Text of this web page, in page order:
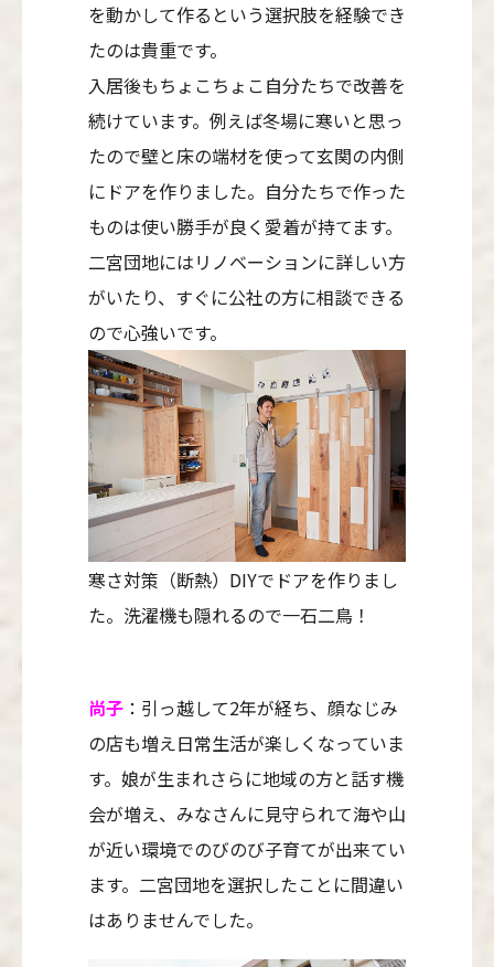
を動かして作るという選択肢を経験でき
たのは貴重です。
入居後もちょこちょこ自分たちで改善を
続けています。例えば冬場に寒いと思っ
たので壁と床の端材を使って玄関の内側
にドアを作りました。自分たちで作った
ものは使い勝手が良く愛着が持てます。
二宮団地にはリノベーションに詳しい方
がいたり、すぐに公社の方に相談できる
ので心強いです。
寒さ対策（断熱）DIYでドアを作りまし
た。洗濯機も隠れるので一石二鳥！
尚子 ：引っ越して2年が経ち、顔なじみ
の店も増え日常生活が楽しくなっていま
す。娘が生まれさらに地域の方と話す機
会が増え、みなさんに見守られて海や山
が近い環境でのびのび子育てが出来てい
ます。二宮団地を選択したことに間違い
はありませんでした。